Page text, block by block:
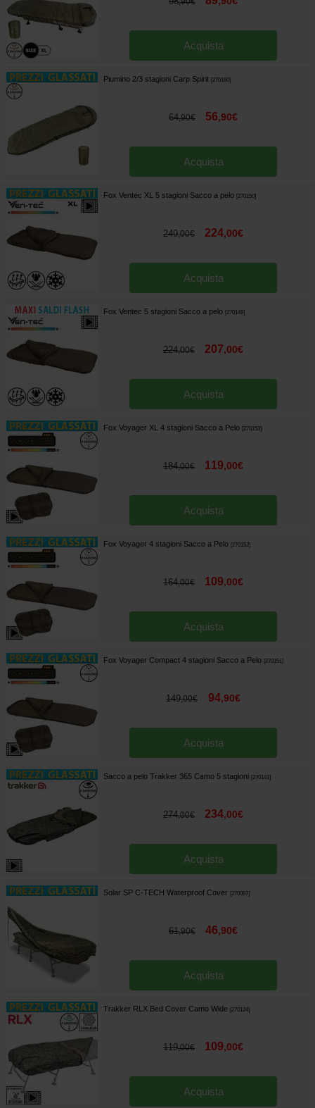
Acquista
Piumino 2/3 stagioni Carp Spirit [270180]
64,90€ 56,90€
Acquista
Fox Ventec XL 5 stagioni Sacco a pelo [270150]
249,00€ 224,00€
Acquista
Fox Ventec 5 stagioni Sacco a pelo [270149]
224,00€ 207,00€
Acquista
Fox Voyager XL 4 stagioni Sacco a Pelo [270153]
184,00€ 119,00€
Acquista
Fox Voyager 4 stagioni Sacco a Pelo [270152]
164,00€ 109,00€
Acquista
Fox Voyager Compact 4 stagioni Sacco a Pelo [270151]
149,00€ 94,90€
Acquista
Sacco a pelo Trakker 365 Camo 5 stagioni [270141]
274,00€ 234,00€
Acquista
Solar SP C-TECH Waterproof Cover [270097]
61,90€ 46,90€
Acquista
Trakker RLX Bed Cover Camo Wide [270124]
119,00€ 109,00€
Acquista